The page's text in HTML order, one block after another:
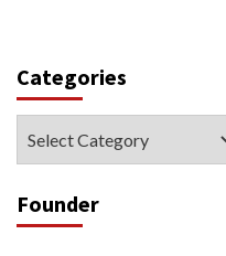
Categories
Founder